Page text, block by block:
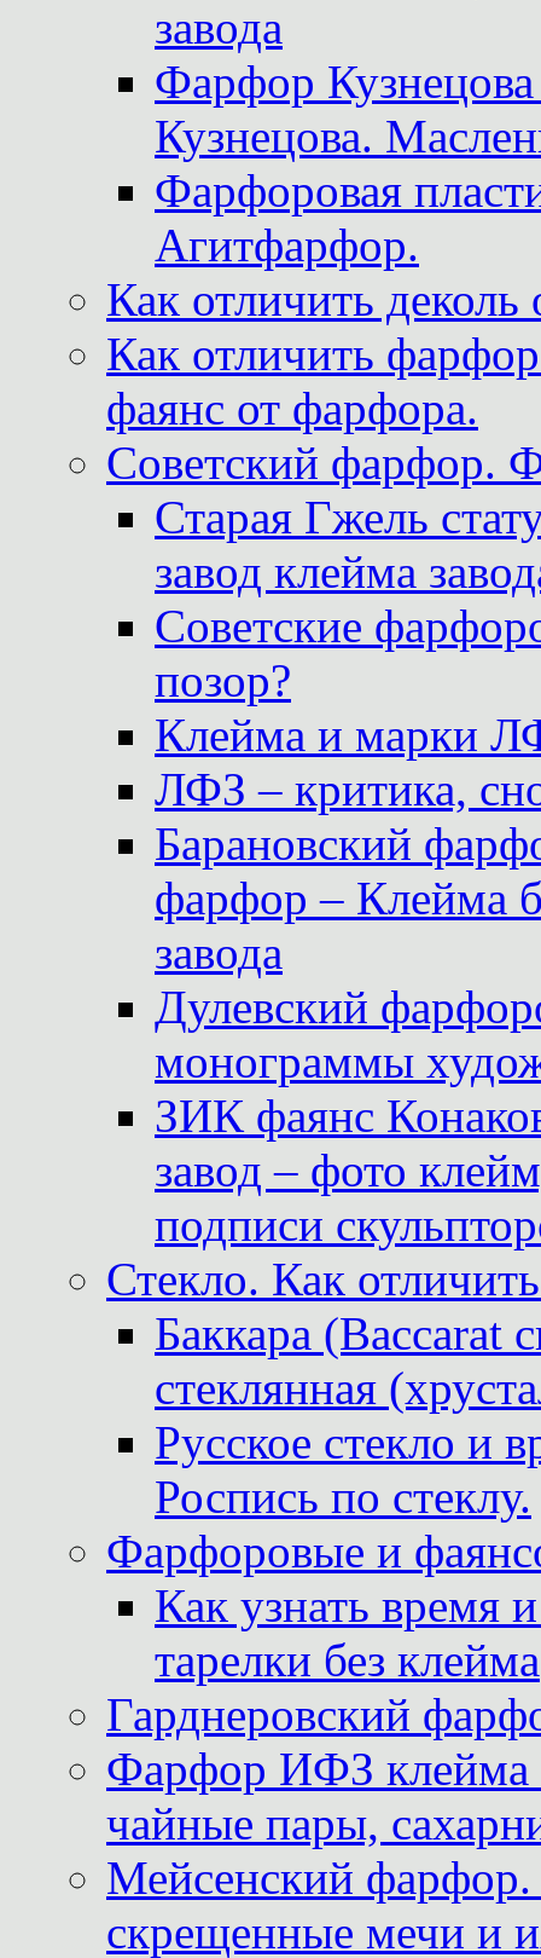
завода
Фарфор
Кузнецова.
Фарфоровая
Агитфарфор.
Как отличить
Как отличить
фаянс от фарфора.
Советский фарфор.
Старая Гжель
завод клейма
Советские
позор?
Клейма и марки
ЛФЗ – критика,
Барановский
фарфор – Клейма
завода
Дулевский
монограммы
ЗИК фаянс
завод – фото
подписи
Стекло. Как
Баккара (Baccarat
стеклянная
Русское стекло и
Роспись по стеклу.
Фарфоровые и
Как узнать время
тарелки без клейма
Гарднеровский
Фарфор ИФЗ клейма
чайные пары,
Мейсенский фарфор.
скрещенные мечи и